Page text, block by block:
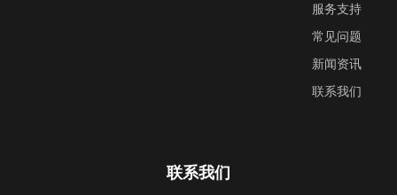
服务支持
常见问题
新闻资讯
联系我们
联系我们